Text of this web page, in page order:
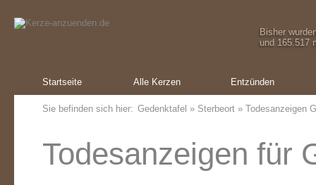
Bisher
und 165.517
Startseite Alle Kerzen Entzünden
Sie befinden sich hier: Gedenktafel » Sterbeort » Todesanzeigen
Todesanzeigen für